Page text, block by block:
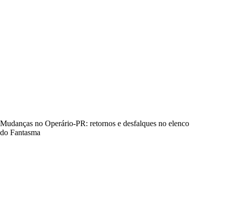
Mudanças no Operário-PR: retornos e desfalques no elenco
do Fantasma